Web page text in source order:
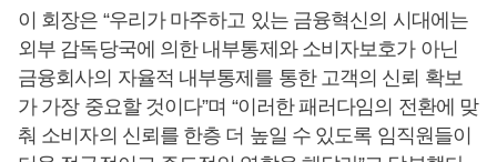
이 회장은 “우리가 마주하고 있는 금융혁신의 시대에는
외부 감독당국에 의한 내부통제와 소비자보호가 아닌
금융회사의 자율적 내부통제를 통한 고객의 신뢰 확보
가 가장 중요할 것이다”며 “이러한 패러다임의 전환에 맞
춰 소비자의 신뢰를 한층 더 높일 수 있도록 임직원들이